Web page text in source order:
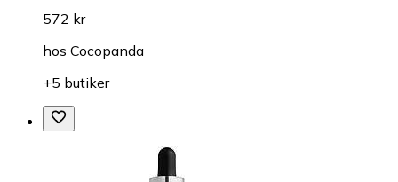
572 kr
hos Cocopanda
+5 butiker